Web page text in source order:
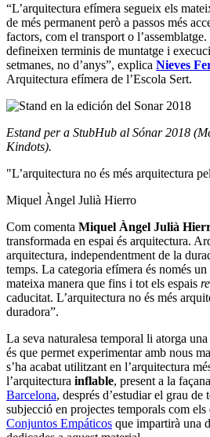
“L’arquitectura efímera segueix els
de més permanent però a passos més
factors, com el transport o
defineixen terminis de muntatge i
setmanes, no d’anys”, explica Nieves
Arquitectura efímera de l’Escola Sert.
Estand per a StubHub al Sónar 2018
Kindots).
"L’arquitectura no és més arquitectura
Miquel Àngel Julià Hierro
Com comenta Miquel Àngel Julià
transformada en espai és arquitectura.
arquitectura, independentment de la
temps. La categoria efímera és només
mateixa manera que fins i tot els espais
caducitat. L’arquitectura no és més
duradora”.
La seva naturalesa temporal li atorga
és que permet experimentar amb nous
s’ha acabat utilitzant en l’arquitectura
l’arquitectura inflable, present a la
Barcelona, després d’estudiar el grau de
subjecció en projectes temporals com els
Conjuntos Empáticos que impartirà una